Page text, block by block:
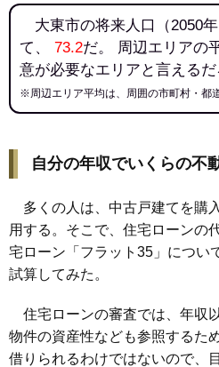
大東市の将来人口（2050
て、 73.2だ。 周辺エリアの
意が必要なエリアと言えるだ
※周辺エリア平均は、周囲の市町村・都
自分の年収でいくらの不
多くの人は、中古戸建てを購
用する。そこで、住宅ローンの
宅ローン「フラット35」につい
試算してみた。
住宅ローンの審査では、年収
物件の資産性なども参照するた
借りられるわけではないので、